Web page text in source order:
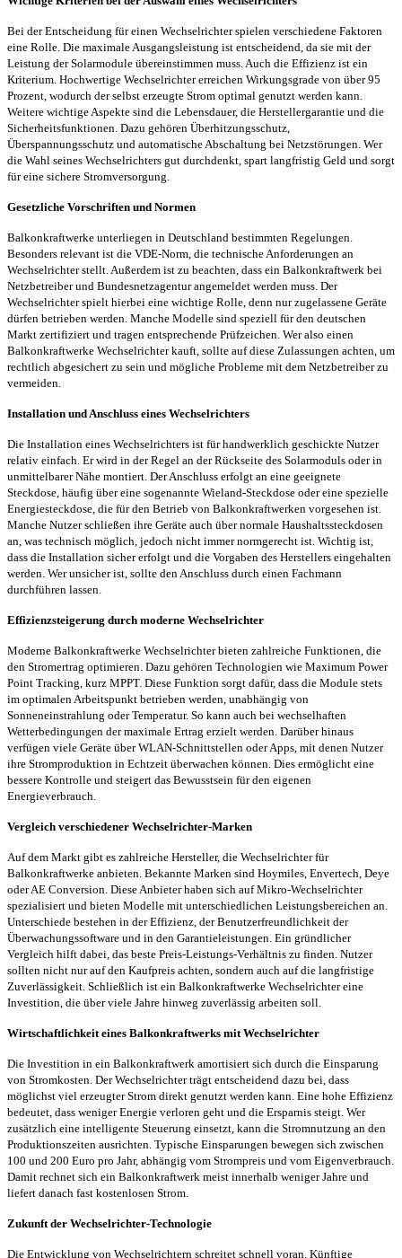
Bei der Entscheidung für einen Wechselrichter spielen verschiedene Faktoren
eine Rolle. Die maximale Ausgangsleistung ist entscheidend, da sie mit der
Leistung der Solarmodule übereinstimmen muss. Auch die Effizienz ist ein
Kriterium. Hochwertige Wechselrichter erreichen Wirkungsgrade von über 95
Prozent, wodurch der selbst erzeugte Strom optimal genutzt werden kann.
Weitere wichtige Aspekte sind die Lebensdauer, die Herstellergarantie und die
Sicherheitsfunktionen. Dazu gehören Überhitzungsschutz,
Überspannungsschutz und automatische Abschaltung bei Netzstörungen. Wer
die Wahl seines Wechselrichters gut durchdenkt, spart langfristig Geld und sorgt
für eine sichere Stromversorgung.
Gesetzliche Vorschriften und Normen
Balkonkraftwerke unterliegen in Deutschland bestimmten Regelungen.
Besonders relevant ist die VDE-Norm, die technische Anforderungen an
Wechselrichter stellt. Außerdem ist zu beachten, dass ein Balkonkraftwerk bei
Netzbetreiber und Bundesnetzagentur angemeldet werden muss. Der
Wechselrichter spielt hierbei eine wichtige Rolle, denn nur zugelassene Geräte
dürfen betrieben werden. Manche Modelle sind speziell für den deutschen
Markt zertifiziert und tragen entsprechende Prüfzeichen. Wer also einen
Balkonkraftwerke Wechselrichter kauft, sollte auf diese Zulassungen achten, um
rechtlich abgesichert zu sein und mögliche Probleme mit dem Netzbetreiber zu
vermeiden.
Installation und Anschluss eines Wechselrichters
Die Installation eines Wechselrichters ist für handwerklich geschickte Nutzer
relativ einfach. Er wird in der Regel an der Rückseite des Solarmoduls oder in
unmittelbarer Nähe montiert. Der Anschluss erfolgt an eine geeignete
Steckdose, häufig über eine sogenannte Wieland-Steckdose oder eine spezielle
Energiesteckdose, die für den Betrieb von Balkonkraftwerken vorgesehen ist.
Manche Nutzer schließen ihre Geräte auch über normale Haushaltssteckdosen
an, was technisch möglich, jedoch nicht immer normgerecht ist. Wichtig ist,
dass die Installation sicher erfolgt und die Vorgaben des Herstellers eingehalten
werden. Wer unsicher ist, sollte den Anschluss durch einen Fachmann
durchführen lassen.
Effizienzsteigerung durch moderne Wechselrichter
Moderne Balkonkraftwerke Wechselrichter bieten zahlreiche Funktionen, die
den Stromertrag optimieren. Dazu gehören Technologien wie Maximum Power
Point Tracking, kurz MPPT. Diese Funktion sorgt dafür, dass die Module stets
im optimalen Arbeitspunkt betrieben werden, unabhängig von
Sonneneinstrahlung oder Temperatur. So kann auch bei wechselhaften
Wetterbedingungen der maximale Ertrag erzielt werden. Darüber hinaus
verfügen viele Geräte über WLAN-Schnittstellen oder Apps, mit denen Nutzer
ihre Stromproduktion in Echtzeit überwachen können. Dies ermöglicht eine
bessere Kontrolle und steigert das Bewusstsein für den eigenen
Energieverbrauch.
Vergleich verschiedener Wechselrichter-Marken
Auf dem Markt gibt es zahlreiche Hersteller, die Wechselrichter für
Balkonkraftwerke anbieten. Bekannte Marken sind Hoymiles, Envertech, Deye
oder AE Conversion. Diese Anbieter haben sich auf Mikro-Wechselrichter
spezialisiert und bieten Modelle mit unterschiedlichen Leistungsbereichen an.
Unterschiede bestehen in der Effizienz, der Benutzerfreundlichkeit der
Überwachungssoftware und in den Garantieleistungen. Ein gründlicher
Vergleich hilft dabei, das beste Preis-Leistungs-Verhältnis zu finden. Nutzer
sollten nicht nur auf den Kaufpreis achten, sondern auch auf die langfristige
Zuverlässigkeit. Schließlich ist ein Balkonkraftwerke Wechselrichter eine
Investition, die über viele Jahre hinweg zuverlässig arbeiten soll.
Wirtschaftlichkeit eines Balkonkraftwerks mit Wechselrichter
Die Investition in ein Balkonkraftwerk amortisiert sich durch die Einsparung
von Stromkosten. Der Wechselrichter trägt entscheidend dazu bei, dass
möglichst viel erzeugter Strom direkt genutzt werden kann. Eine hohe Effizienz
bedeutet, dass weniger Energie verloren geht und die Ersparnis steigt. Wer
zusätzlich eine intelligente Steuerung einsetzt, kann die Stromnutzung an den
Produktionszeiten ausrichten. Typische Einsparungen bewegen sich zwischen
100 und 200 Euro pro Jahr, abhängig vom Strompreis und vom Eigenverbrauch.
Damit rechnet sich ein Balkonkraftwerk meist innerhalb weniger Jahre und
liefert danach fast kostenlosen Strom.
Zukunft der Wechselrichter-Technologie
Die Entwicklung von Wechselrichtern schreitet schnell voran. Künftige